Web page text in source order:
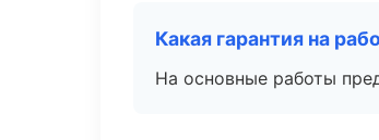
Какая гарантия на
На основные работы